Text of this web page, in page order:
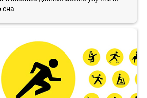
сна.